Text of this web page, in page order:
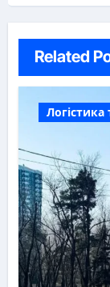
Related
Логістика